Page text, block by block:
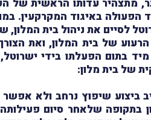
עדותו הראשית של העד
באיגוד המקרקעין.
לסיים את ניהול בית
של בית המלון, ואת
של בית מלון:
ביצוע שיפוץ נרחב ולא
בתקופה שלאחר סיום